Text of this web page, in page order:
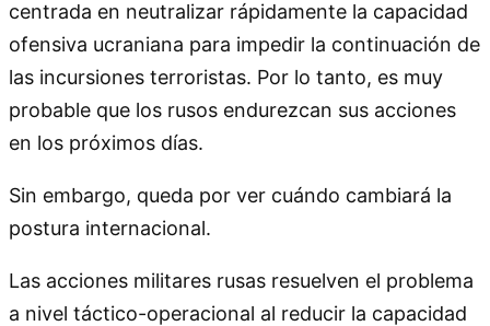
centrada en neutralizar rápidamente la capacidad
ofensiva ucraniana para impedir la continuación de
las incursiones terroristas. Por lo tanto, es muy
probable que los rusos endurezcan sus acciones
en los próximos días.
Sin embargo, queda por ver cuándo cambiará la
postura internacional.
Las acciones militares rusas resuelven el problema
a nivel táctico-operacional al reducir la capacidad